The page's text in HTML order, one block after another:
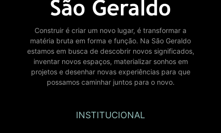
Construir é criar um novo lugar, é transformar a
matéria bruta em forma e função. Na São Geraldo
estamos em busca de descobrir novos significados,
inventar novos espaços, materializar sonhos em
projetos e desenhar novas experiências para que
possamos caminhar juntos para o novo.
INSTITUCIONAL